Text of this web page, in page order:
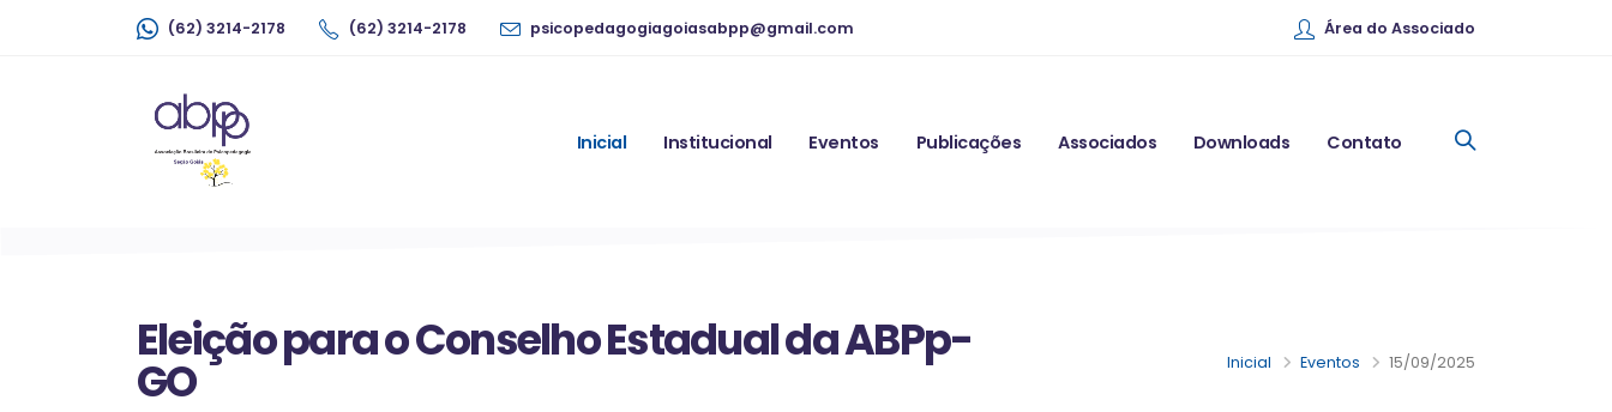
(62) 3214-2178 (62) 3214-2178 psicopedagogiagoiasabpp@gmail.com Área do Associado
Inicial Institucional Eventos Publicações Associados Downloads Contato
Eleição para o Conselho Estadual da ABPp-
GO Inicial Eventos 15/09/2025